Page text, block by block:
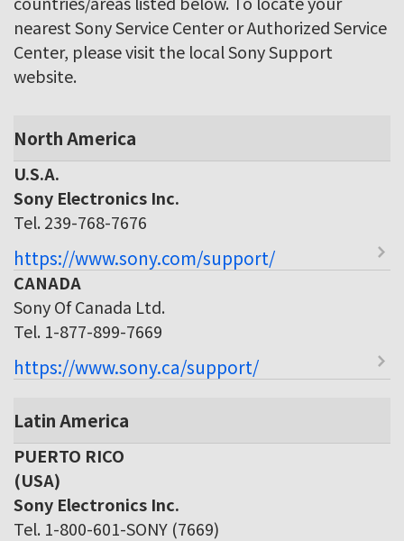
nearest Sony Service Center or Authorized Service
Center, please visit the local Sony Support
website.
North America
U.S.A.
Sony Electronics Inc.
Tel. 239-768-7676
https://www.sony.com/support/
CANADA
Sony Of Canada Ltd.
Tel. 1-877-899-7669
https://www.sony.ca/support/
Latin America
PUERTO RICO
(USA)
Sony Electronics Inc.
Tel. 1-800-601-SONY (7669)